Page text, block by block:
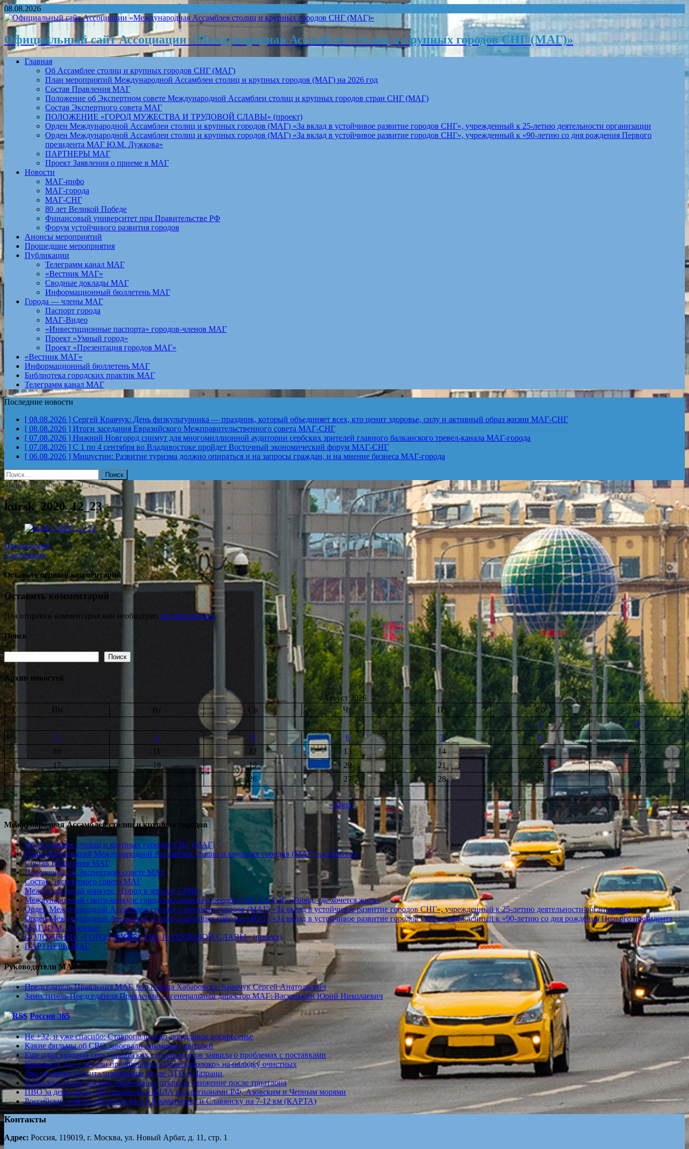
08.08.2026
Официальный сайт Ассоциации «Международная Ассамблея столиц и крупных городов СНГ (МАГ)»
Главная
Об Ассамблее столиц и крупных городов СНГ (МАГ)
План мероприятий Международной Ассамблеи столиц и крупных городов (МАГ) на 2026 год
Состав Правления МАГ
Положение об Экспертном совете Международной Ассамблеи столиц и крупных городов стран СНГ (МАГ)
Состав Экспертного совета МАГ
ПОЛОЖЕНИЕ «ГОРОД МУЖЕСТВА И ТРУДОВОЙ СЛАВЫ» (проект)
Орден Международной Ассамблеи столиц и крупных городов (МАГ) «За вклад в устойчивое развитие городов СНГ», учрежденный к 25-летию деятельности организации
Орден Международной Ассамблеи столиц и крупных городов (МАГ) «За вклад в устойчивое развитие городов СНГ», учрежденный к «90-летию со дня рождения Первого
президента МАГ Ю.М. Лужкова»
ПАРТНЕРЫ МАГ
Проект Заявления о приеме в МАГ
Новости
МАГ-инфо
МАГ-города
МАГ-СНГ
80 лет Великой Победе
Финансовый университет при Правительстве РФ
Форум устойчивого развития городов
Анонсы мероприятий
Прошедшие мероприятия
Публикации
Телеграмм канал МАГ
«Вестник МАГ»
Сводные доклады МАГ
Информационный бюллетень МАГ
Города — члены МАГ
Паспорт города
МАГ-Видео
«Инвестиционные паспорта» городов-членов МАГ
Проект «Умный город»
Проект «Презентация городов МАГ»
«Вестник МАГ»
Информационный бюллетень МАГ
Библиотека городских практик МАГ
Телеграмм канал МАГ
Последние новости
[ 08.08.2026 ] Сергей Кравчук: День физкультурника — праздник, который объединяет всех, кто ценит здоровье, силу и активный образ жизни МАГ-СНГ
[ 08.08.2026 ] Итоги заседания Евразийского Межправительственного совета МАГ-СНГ
[ 07.08.2026 ] Нижний Новгород снимут для многомиллионной аудитории сербских зрителей главного балканского тревел-канала МАГ-города
[ 07.08.2026 ] С 1 по 4 сентября во Владивостоке пройдет Восточный экономический форум МАГ-СНГ
[ 06.08.2026 ] Мишустин: Развитие туризма должно опираться и на запросы граждан, и на мнение бизнеса МАГ-города
Найти:
HomeMediakursk_2020_12_23
kursk_2020_12_23
Предыдущая
Следующая
Оставьте первый комментарий
Оставить комментарий
Для отправки комментария вам необходимо авторизоваться.
Поиск
Поиск
Архив новостей
Август 2026
Пн
Вт Ср Чт Пт Сб
Вс
1
2
3
4 5 6 7 8
9
10
11 12 13 14 15
16
17
18 19 20 21 22
23
24
25 26 27 28 29
30
31
« Июл
Международная Ассамблея столиц и крупных городов
Об Ассамблее столиц и крупных городов СНГ (МАГ)
План мероприятий Международной Ассамблеи столиц и крупных городов (МАГ) на 2026 год
Состав Правления МАГ
Положение об Экспертном совете МАГ
Состав Экспертного совета МАГ
Международный конкурс «Город в зеркале СМИ»
Международный смотр-конкурс городских практик городов СНГ и ЕАЭС «Город, где хочется жить»
Орден Международной Ассамблеи столиц и крупных городов (МАГ) «За вклад в устойчивое развитие городов СНГ», учрежденный к 25-летию деятельности организации
Орден Международной Ассамблеи столиц и крупных городов (МАГ) «За вклад в устойчивое развитие городов СНГ», учрежденный к «90-летию со дня рождения Первого президента
МАГ Ю.М. Лужкова»
ПОЛОЖЕНИЕ «ГОРОД МУЖЕСТВА И ТРУДОВОЙ СЛАВЫ» (проект)
ПАРТНЕРЫ МАГ
Руководители МАГ
Председатель Правления МАГ, мэр города Хабаровска: Кравчук Сергей Анатольевич
Заместитель Председателя Правления — генеральный директор МАГ: Васюнькин Юрий Николаевич
Россия 365
Не +32, и уже спасибо: Ставрополь ждет дождливое воскресенье
Какие фильмы об СВО завоевали внимание зрителей
Еще одна крупная сеть украинских супермаркетов заявила о проблемах с поставками
Ковальчук дал 2 недели предприятию «Почеп-Молоко» на наладку очистных
Два человека госпитализированы после ДТП в Назрани
В Москве на еще восьми набережных открыли движение после триатлона
ПВО за день сбила 360 украинских БПЛА над регионами РФ, Азовским и Черным морями
Российские войска приблизились к Краматорску и Славянску на 7-12 км (КАРТА)
Контакты
Адрес: Россия, 119019, г. Москва, ул. Новый Арбат, д. 11, стр. 1